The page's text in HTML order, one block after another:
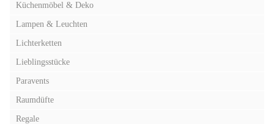
Küchenmöbel & Deko
Lampen & Leuchten
Lichterketten
Lieblingsstücke
Paravents
Raumdüfte
Regale